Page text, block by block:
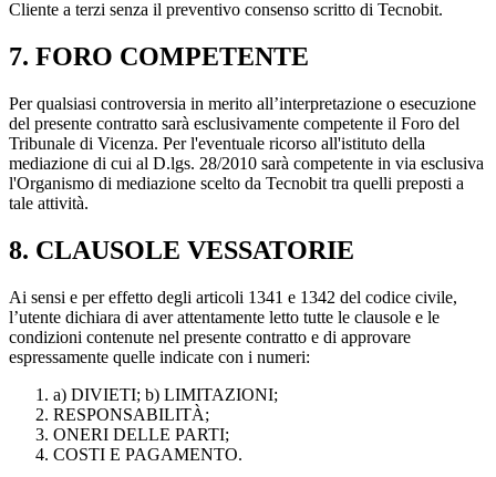
Cliente a terzi senza il preventivo consenso scritto di Tecnobit.
7. FORO COMPETENTE
Per qualsiasi controversia in merito all’interpretazione o esecuzione
del presente contratto sarà esclusivamente competente il Foro del
Tribunale di Vicenza. Per l'eventuale ricorso all'istituto della
mediazione di cui al D.lgs. 28/2010 sarà competente in via esclusiva
l'Organismo di mediazione scelto da Tecnobit tra quelli preposti a
tale attività.
8. CLAUSOLE VESSATORIE
Ai sensi e per effetto degli articoli 1341 e 1342 del codice civile,
l’utente dichiara di aver attentamente letto tutte le clausole e le
condizioni contenute nel presente contratto e di approvare
espressamente quelle indicate con i numeri:
a) DIVIETI; b) LIMITAZIONI;
RESPONSABILITÀ;
ONERI DELLE PARTI;
COSTI E PAGAMENTO.